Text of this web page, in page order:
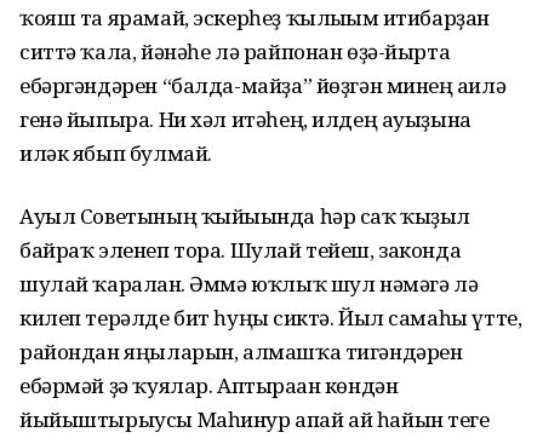
ҡояш та ярамай, эскерһеҙ ҡылығым иғтибарҙан
ситтә ҡала, йәнәһе лә райпонан өҙә-йырта
ебәргәндәрен “балда-майҙа” йөҙгән минең ғаилә
генә йыпыра. Ни хәл итәһең, илдең ауыҙына
иләк ябып булмай.
Ауыл Советының ҡыйығында һәр саҡ ҡыҙыл
байраҡ эленеп тора. Шулай тейеш, законда
шулай ҡаралған. Әммә юҡлыҡ шул нәмәгә лә
килеп терәлде бит һуңғы сиктә. Йыл самаһы үтте,
райондан яңыларын, алмашҡа тигәндәрен
ебәрмәй ҙә ҡуялар. Аптыраған көндән
йыйыштырыусы Маһинур апай ай һайын теге